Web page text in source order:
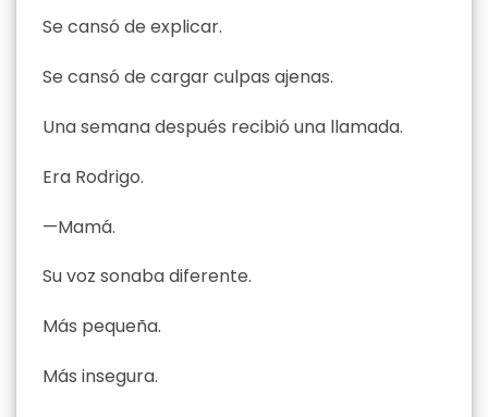
Se cansó de explicar.
Se cansó de cargar culpas ajenas.
Una semana después recibió una llamada.
Era Rodrigo.
—Mamá.
Su voz sonaba diferente.
Más pequeña.
Más insegura.